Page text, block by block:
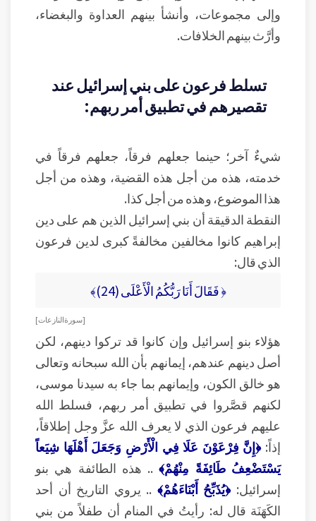
وإلى مجموعات، وأنشأ بينهم العداوة والبغضاء،
وأرَّث بينهم الخلافات.
تسلط فرعون على بني إسرائيل عند
تقصيرهم في تطبيق أمر ربهم:
شيءٌ آخر؛ حينما جعلهم فرقاً، جعلهم فرقاً في
خدمته، هذه من أجل هذه القضية، وهذه من أجل
هذا الموضوع، وهذه من أجل كذا.
النقطة الدقيقة أن بني إسرائيل الذين هم على دين
إبراهيم كانوا مخالفين مخالفةً كبرى لدين فرعون
الذي قال:
﴿ فَقَالَ أَنَا رَبُّكُمُ الْأَعْلَى (24)﴾
[ سورة النازعات ]
هؤلاء بنو إسرائيل وإن كانوا قد تركوا دينهم، لكن
أصل دينهم عندهم، إيمانهم بأن الله سبحانه وتعالى
هو خالق الكون، وإيمانهم بما جاء به سيدنا موسى،
لكنهم قصَّروا في تطبيق أمر ربهم، فسلط الله
عليهم فرعون الذي لا يعرف الله عزَّ وجل إطلاقاً،
إذاً: ﴿إِنَّ فِرْعَوْنَ عَلَا فِي الْأَرْضِ وَجَعَلَ أَهْلَهَا شِيَعاً
يَسْتَضْعِفُ طَائِفَةً مِنْهُمْ﴾ .. هذه الطائفة هي بنو
إسرائيل: ﴿يُذَبِّحُ أَبْنَاءَهُمْ﴾ .. يروي التاريخ أن أحد
الكَهَنَة قال له: رأيتُ في المنام أن طفلاً من بني